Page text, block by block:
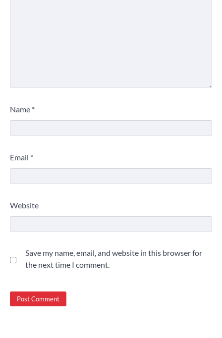
Name *
Email *
Website
Save my name, email, and website in this browser for
the next time I comment.